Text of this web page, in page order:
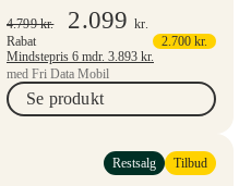
4.799kr. 2.099kr.
Rabat
2.700 kr.
Mindstepris 6 mdr. 3.893 kr.
med Fri Data Mobil
Se produkt
Restsalg Tilbud